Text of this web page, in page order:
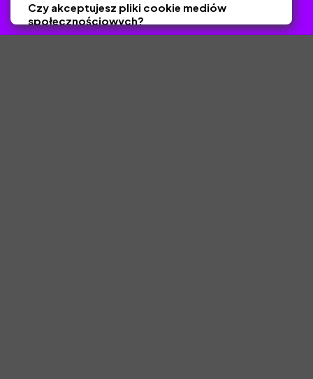
Materiały chronione Prawem Autorskim.
Czy akceptujesz pliki cookie mediów
społecznościowych?